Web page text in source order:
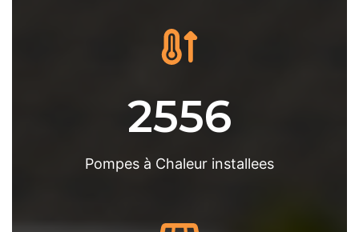
2556
Pompes à Chaleur installees